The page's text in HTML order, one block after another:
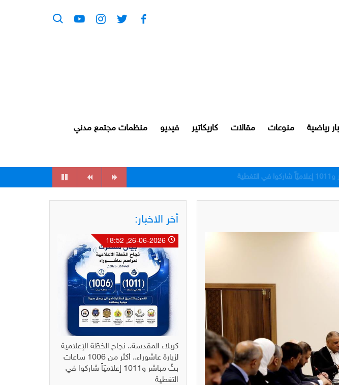
رياضية منوعات مقالات كاريكاتير فيديو منظمات مجتمع مدني
أخر الاخبار:
كربلاء المقدسة.. نجاح الخطّة الإعلامية
لزيارة عاشوراء.. أكثر من 1006 ساعات
بثّ مباشر و1011 إعلاميّاً شاركوا في
التغطية